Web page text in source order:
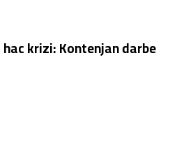
krizi: Kontenjan darbe